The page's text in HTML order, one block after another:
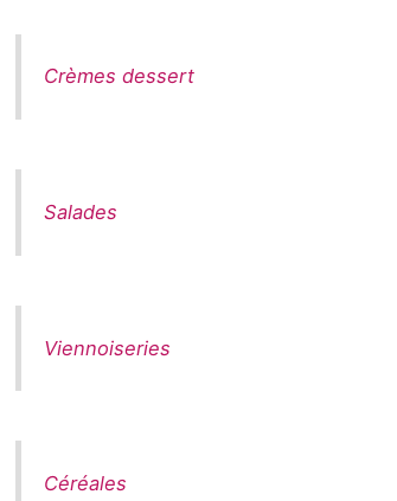
Crèmes dessert
Salades
Viennoiseries
Céréales